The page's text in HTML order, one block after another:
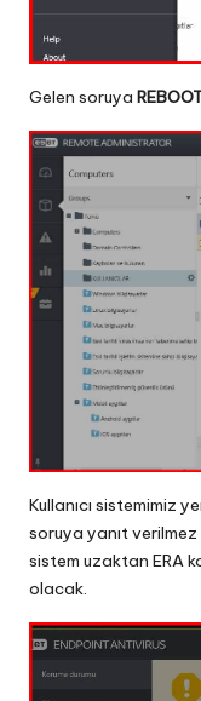
Gelen soruya
Kullanıcı sistemimiz
soruya yanıt
sistem uzaktan ERA
olacak.